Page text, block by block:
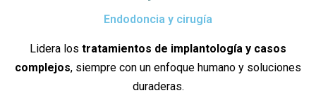
Endodoncia y cirugía
Lidera los tratamientos de implantología y casos
complejos, siempre con un enfoque humano y soluciones
duraderas.